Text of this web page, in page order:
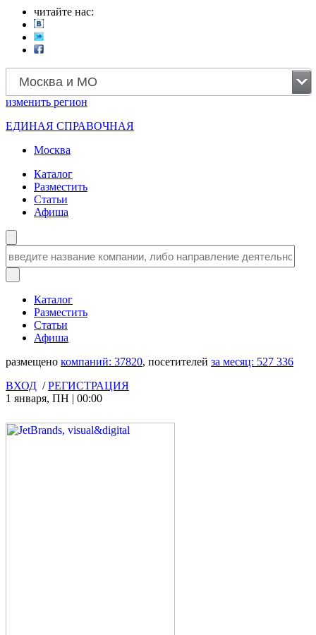
читайте нас:
Москва и МО
изменить регион
ЕДИНАЯ СПРАВОЧНАЯ
Москва
Каталог
Разместить
Статьи
Афиша
Каталог
Разместить
Статьи
Афиша
размещено компаний: 37820, посетителей за месяц: 527 336
ВХОД /РЕГИСТРАЦИЯ
1 января, ПН | 00:00